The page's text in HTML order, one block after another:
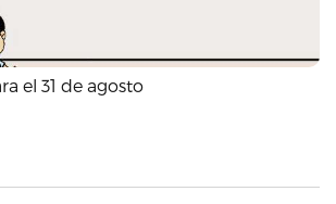
el 31 de agosto